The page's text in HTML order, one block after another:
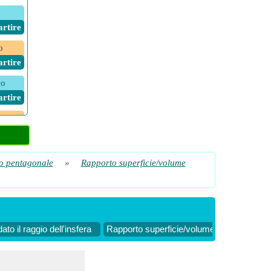
sfera
pentagonale »
Rapporto superficie/volume
il raggio dell'insfera Rapporto superficie/volume